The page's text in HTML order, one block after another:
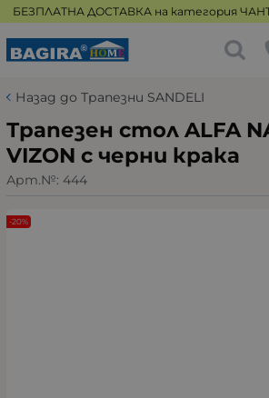
БЕЗПЛАТНА ДОСТАВКА на категория
Назад до Трапезни SANDELI
Трапезен стол ALFA
VIZON с черни крака
Арт.№: 444
-20%